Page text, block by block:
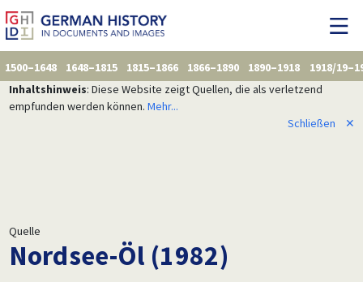
1500–1648 1648–1815 1815–1866 1866–1890 1890–1918
1918/
Inhaltshinweis: Diese Website zeigt Quellen, die als verletzend
empfunden werden können. Mehr...
Schließen
✕
Quelle
Nordsee-Öl (1982)